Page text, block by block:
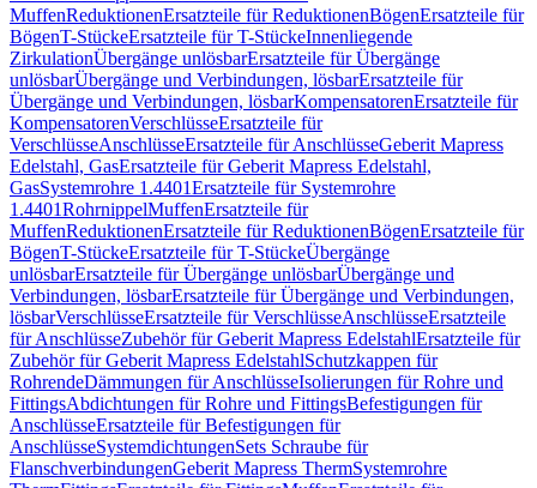
MuffenReduktionenErsatzteile für ReduktionenBögenErsatzteile für
BögenT-StückeErsatzteile für T-StückeInnenliegende
ZirkulationÜbergänge unlösbarErsatzteile für Übergänge
unlösbarÜbergänge und Verbindungen, lösbarErsatzteile für
Übergänge und Verbindungen, lösbarKompensatorenErsatzteile für
KompensatorenVerschlüsseErsatzteile für
VerschlüsseAnschlüsseErsatzteile für AnschlüsseGeberit Mapress
Edelstahl, GasErsatzteile für Geberit Mapress Edelstahl,
GasSystemrohre 1.4401Ersatzteile für Systemrohre
1.4401RohrnippelMuffenErsatzteile für
MuffenReduktionenErsatzteile für ReduktionenBögenErsatzteile für
BögenT-StückeErsatzteile für T-StückeÜbergänge
unlösbarErsatzteile für Übergänge unlösbarÜbergänge und
Verbindungen, lösbarErsatzteile für Übergänge und Verbindungen,
lösbarVerschlüsseErsatzteile für VerschlüsseAnschlüsseErsatzteile
für AnschlüsseZubehör für Geberit Mapress EdelstahlErsatzteile für
Zubehör für Geberit Mapress EdelstahlSchutzkappen für
RohrendeDämmungen für AnschlüsseIsolierungen für Rohre und
FittingsAbdichtungen für Rohre und FittingsBefestigungen für
AnschlüsseErsatzteile für Befestigungen für
AnschlüsseSystemdichtungenSets Schraube für
FlanschverbindungenGeberit Mapress ThermSystemrohre